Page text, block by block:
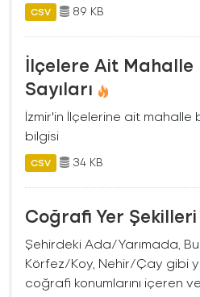
CSV 89 KB
İlçelere Ait Mahalle
Sayıları
İzmir'in İlçelerine ait mahalle
bilgisi
CSV 34 KB
Coğrafi Yer Şekilleri
Şehirdeki Ada/Yarımada,
Körfez/Koy, Nehir/Çay gibi
coğrafi konumlarını içeren